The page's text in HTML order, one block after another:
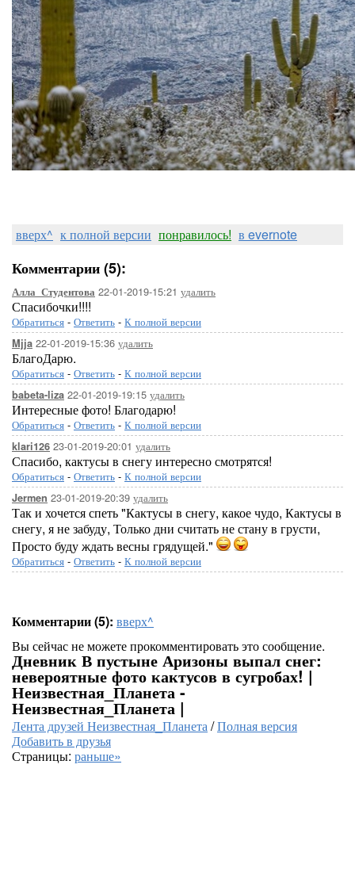
вверх^ к полной версии понравилось! в evernote
Комментарии (5):
Алла_Студентова 22-01-2019-15:21 удалить
Спасибочки!!!!
Обратиться - Ответить - К полной версии
Mjja 22-01-2019-15:36 удалить
БлагоДарю.
Обратиться - Ответить - К полной версии
babeta-liza 22-01-2019-19:15 удалить
Интересные фото! Благодарю!
Обратиться - Ответить - К полной версии
klari126 23-01-2019-20:01 удалить
Спасибо, кактусы в снегу интересно смотрятся!
Обратиться - Ответить - К полной версии
Jermen 23-01-2019-20:39 удалить
Так и хочется спеть "Кактусы в снегу, какое чудо, Кактусы в
снегу, я не забуду, Только дни считать не стану в грусти,
Просто буду ждать весны грядущей."
Обратиться - Ответить - К полной версии
Комментарии (5): вверх^
Вы сейчас не можете прокомментировать это сообщение.
Дневник В пустыне Аризоны выпал снег:
невероятные фото кактусов в сугробах! |
Неизвестная_Планета -
Неизвестная_Планета |
Лента друзей Неизвестная_Планета/Полная версия
Добавить в друзья
Страницы: раньше»